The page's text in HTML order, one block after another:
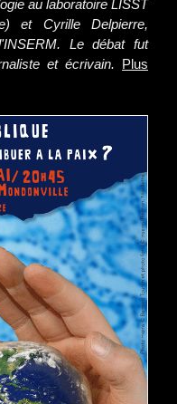
au laboratoire LISST
et Cyrille Delpierre,
Le débat fut
et écrivain. Plus